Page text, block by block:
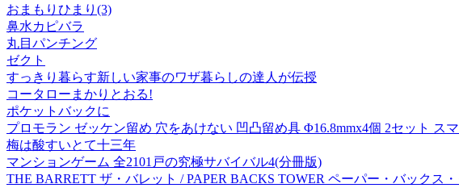
おまもりひまり(3)
鼻水カピバラ
丸目パンチング
ゼクト
すっきり暮らす新しい家事のワザ暮らしの達人が伝授
コータローまかりとおる!
ポケットバックに
プロモラン ゼッケン留め 穴をあけない 凹凸留め具 Φ16.8mmx4個 2セット ス
梅は酸すいとて十三年
マンションゲーム 全2101戸の究極サバイバル4(分冊版)
THE BARRETT ザ・バレット / PAPER BACKS TOWER ペーパー・バックス・